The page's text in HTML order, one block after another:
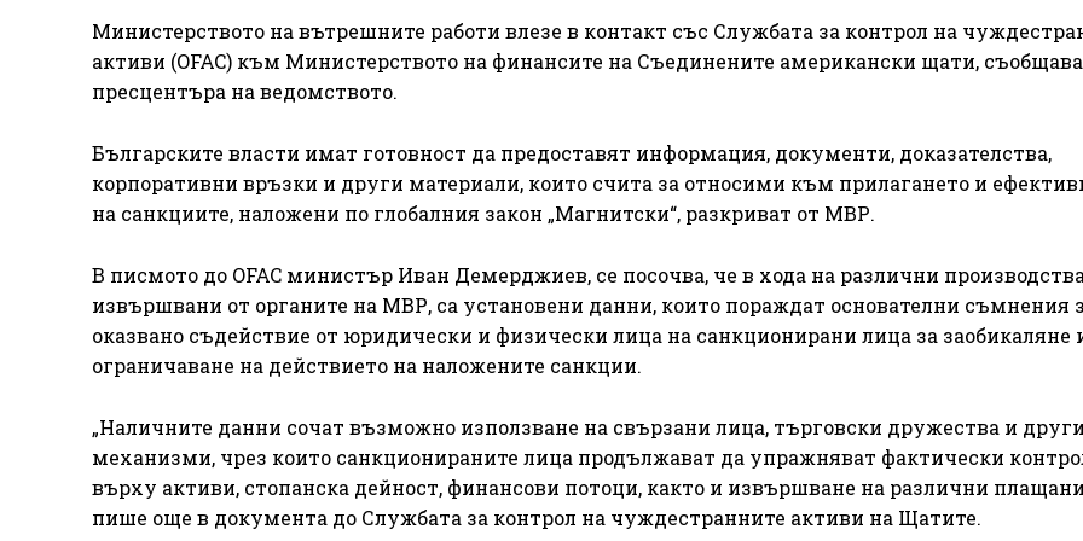
Министерството на вътрешните работи влезе в контакт със Службата за контрол на
активи (OFAC) към Министерството на финансите на Съединените американски щати,
пресцентъра на ведомството.
Българските власти имат готовност да предоставят информация, документи, доказателства,
корпоративни връзки и други материали, които счита за относими към прилагането и
на санкциите, наложени по глобалния закон „Магнитски“, разкриват от МВР.
В писмото до OFAC министър Иван Демерджиев, се посочва, че в хода на различни
извършвани от органите на МВР, са установени данни, които пораждат основателни съмнения
оказвано съдействие от юридически и физически лица на санкционирани лица за заобикаляне
ограничаване на действието на наложените санкции.
„Наличните данни сочат възможно използване на свързани лица, търговски дружества и други
механизми, чрез които санкционираните лица продължават да упражняват фактически
върху активи, стопанска дейност, финансови потоци, както и извършване на различни
пише още в документа до Службата за контрол на чуждестранните активи на Щатите.